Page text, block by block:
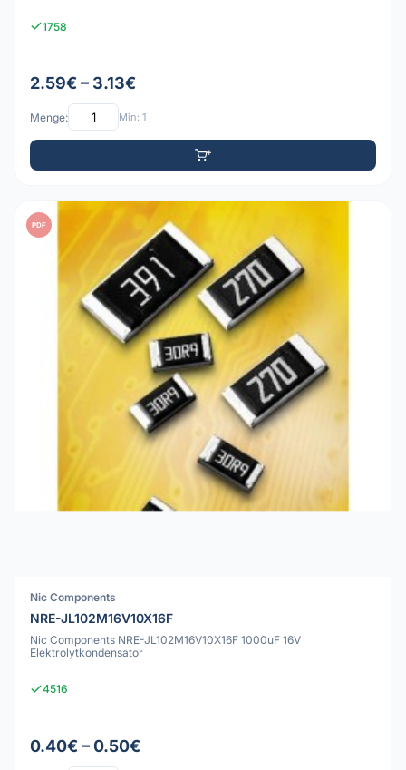
1758
2.59€ – 3.13€
Menge: Min: 1
PDF
Nic Components
NRE-JL102M16V10X16F
Nic Components NRE-JL102M16V10X16F 1000uF 16V
Elektrolytkondensator
4516
0.40€ – 0.50€